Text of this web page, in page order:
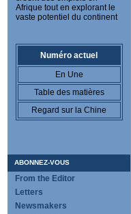
Afrique tout en explorant le
vaste potentiel du continent
Numéro actuel
En Une
Table des matières
Regard sur la Chine
ABONNEZ-VOUS
From the Editor
Letters
Newsmakers